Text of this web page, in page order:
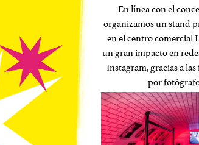
En línea con el
organizamos un stand
en el centro comercial
un gran impacto en
Instagram, gracias a
por